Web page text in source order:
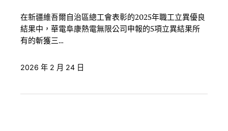
在新疆維吾爾自治區總工會表彰的2025年職工立異優良
結果中，華電阜康熱電無限公司申報的5項立異結果所
有的斬獲三…
2026 年 2 月 24 日